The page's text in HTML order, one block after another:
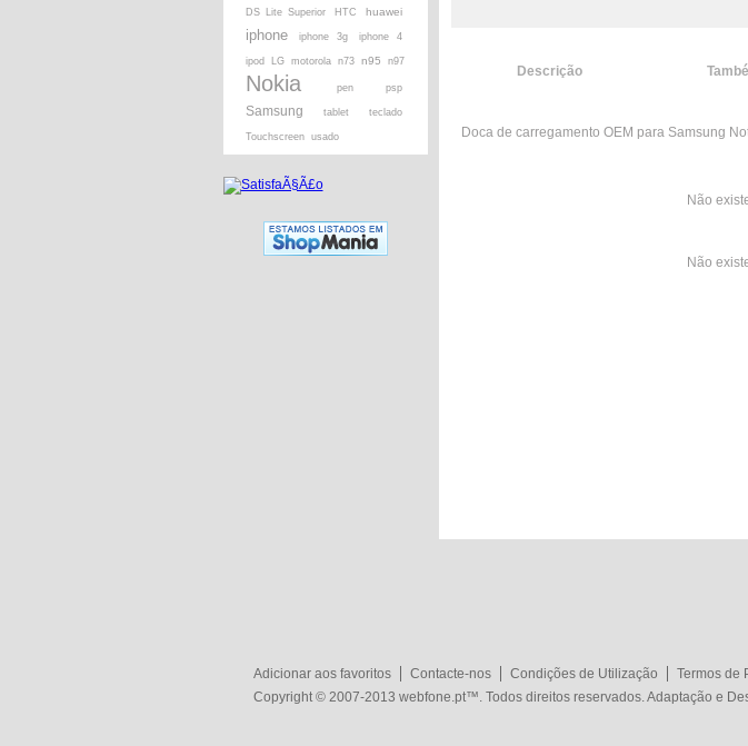
DS Lite Superior HTC huawei
iphone iphone 3g iphone 4
ipod LG motorola n73 n95 n97
Nokia pen psp
Samsung tablet teclado
Touchscreen usado
Descrição
Doca de carregamento OEM para Samsung
Não
Não
Adicionar aos favoritos Contacte-nos Condições de Utilização Termos de
Copyright © 2007-2013 webfone.pt™. Todos direitos reservados. Adaptação e